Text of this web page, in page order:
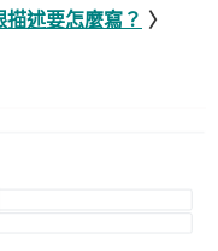
述要怎麼寫？ 〉